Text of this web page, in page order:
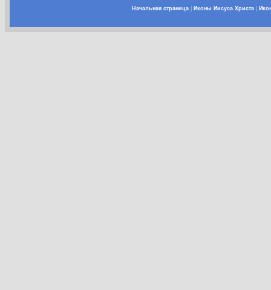
Начальная страница| Иконы Иисуса Христа|